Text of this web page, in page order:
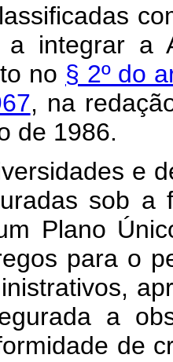
a integrar a
no § 2º do
, na
de 1986.
e
sob
Plano
para o
a
de